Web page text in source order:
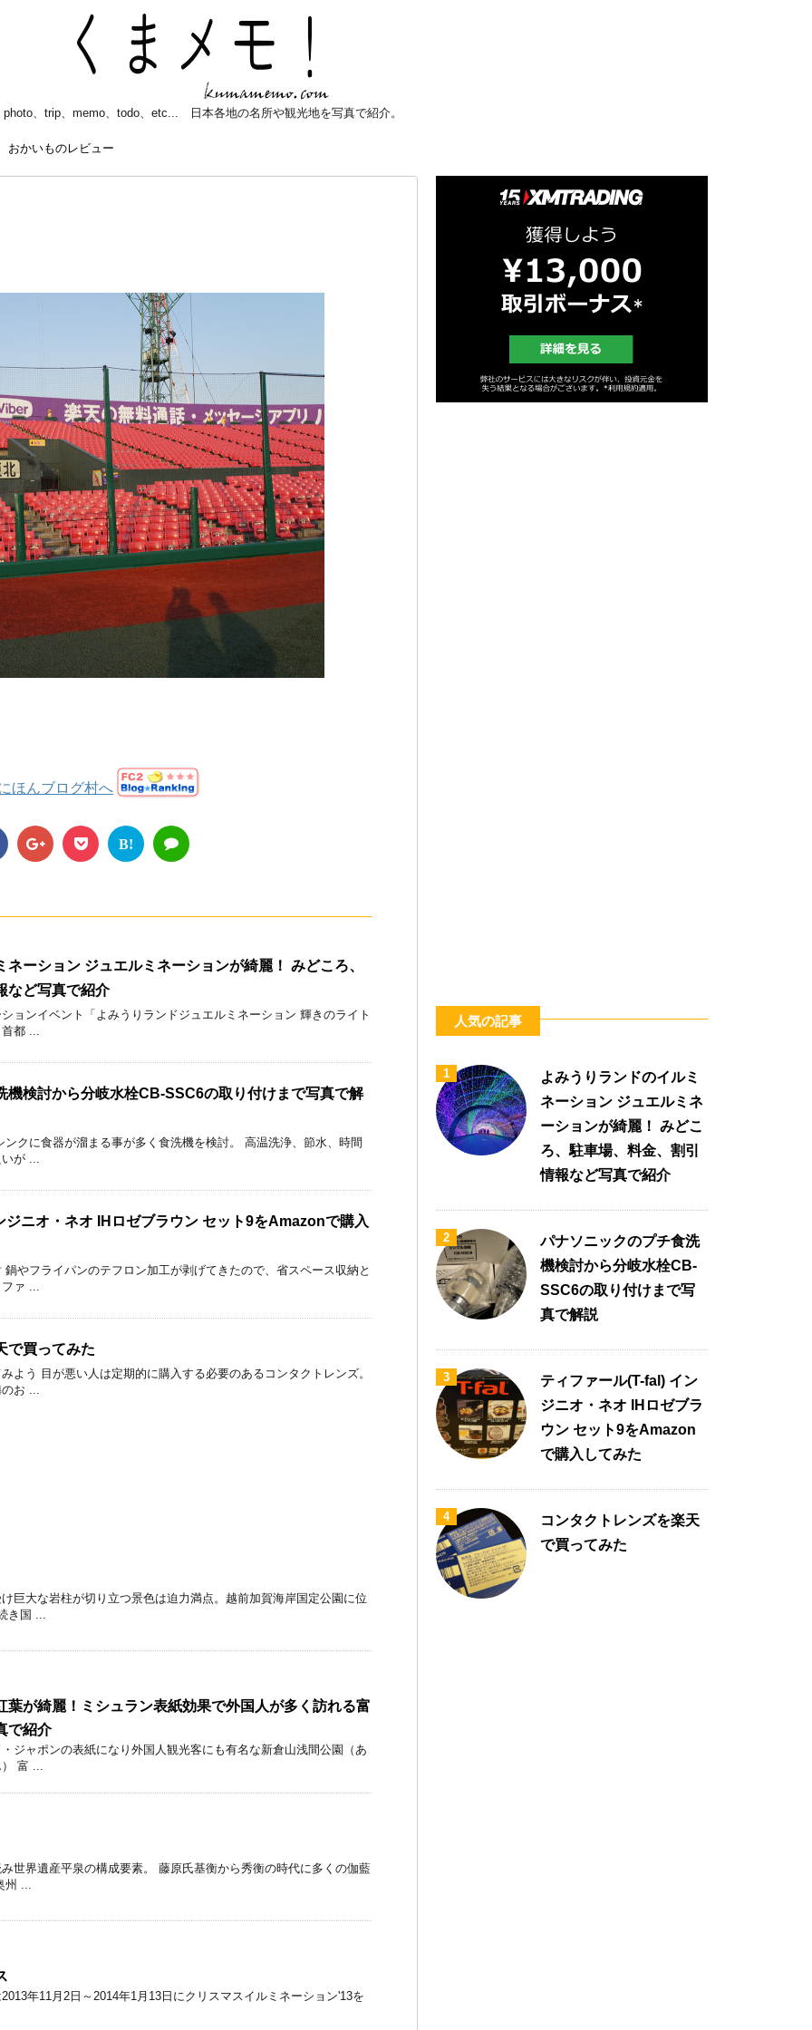
photo、trip、memo、todo、etc... 日本各地の名所や観光地を写真で紹介。
おかいものレビュー
B!
ーション ジュエルミネーションが綺麗！ みどころ、
など写真で紹介
ョンイベント「よみうりランドジュエルミネーション 輝きのライト
都 ...
機検討から分岐水栓CB-SSC6の取り付けまで写真で解
クに食器が溜まる事が多く食洗機を検討。 高温洗浄、節水、時間
が ...
ジニオ・ネオ IHロゼブラウン セット9をAmazonで購入
やフライパンのテフロン加工が剥げてきたので、省スペース収納と
ァ ...
で買ってみた
よう 目が悪い人は定期的に購入する必要のあるコンタクトレンズ。
お ...
巨大な岩柱が切り立つ景色は迫力満点。越前加賀海岸国定公園に位
き国 ...
葉が綺麗！ミシュラン表紙効果で外国人が多く訪れる富
で紹介
ジャポンの表紙になり外国人観光客にも有名な新倉山浅間公園（あ
富 ...
世界遺産平泉の構成要素。 藤原氏基衡から秀衡の時代に多くの伽藍
州 ...
年11月2日～2014年1月13日にクリスマスイルミネーション'13を
人気の記事
1
よみうりランドのイルミ
ネーション ジュエルミネ
ーションが綺麗！ みどこ
ろ、駐車場、料金、割引
情報など写真で紹介
2
パナソニックのプチ食洗
機検討から分岐水栓CB-
SSC6の取り付けまで写
真で解説
3
ティファール(T-fal) イン
ジニオ・ネオ IHロゼブラ
ウン セット9をAmazon
で購入してみた
4
コンタクトレンズを楽天
で買ってみた